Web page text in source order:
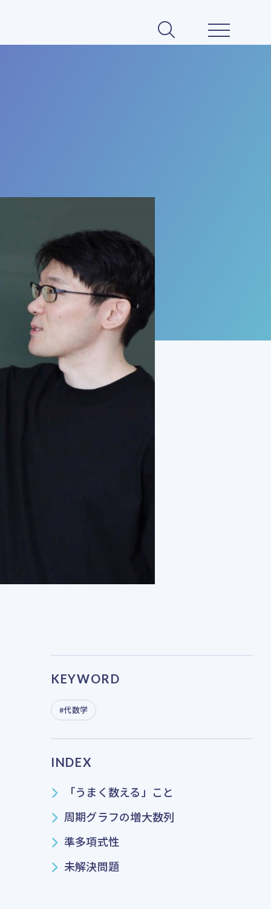
KEYWORD
代数学
INDEX
「うまく数える」こと
周期グラフの増大数列
準多項式性
未解決問題